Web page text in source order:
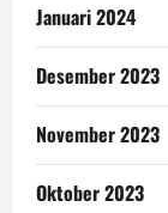
Januari 2024
Desember 2023
November 2023
Oktober 2023